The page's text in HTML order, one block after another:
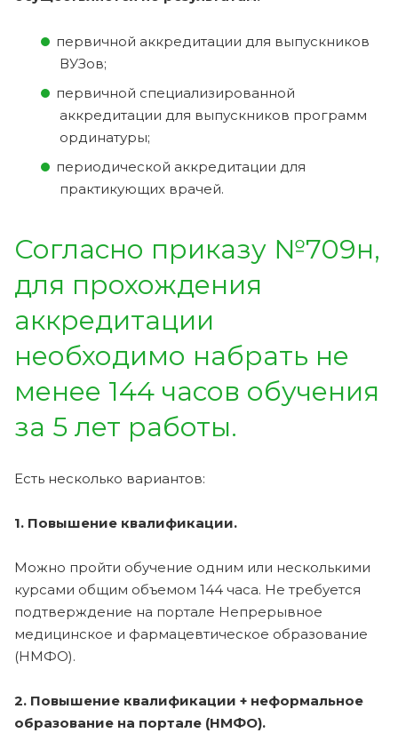
первичной аккредитации для выпускников
ВУЗов;
первичной специализированной
аккредитации для выпускников программ
ординатуры;
периодической аккредитации для
практикующих врачей.
Согласно приказу №709н,
для прохождения
аккредитации
необходимо набрать не
менее 144 часов обучения
за 5 лет работы.
Есть несколько вариантов:
1. Повышение квалификации.
Можно пройти обучение одним или несколькими
курсами общим объемом 144 часа. Не требуется
подтверждение на портале Непрерывное
медицинское и фармацевтическое образование
(НМФО).
2. Повышение квалификации + неформальное
образование на портале (НМФО).